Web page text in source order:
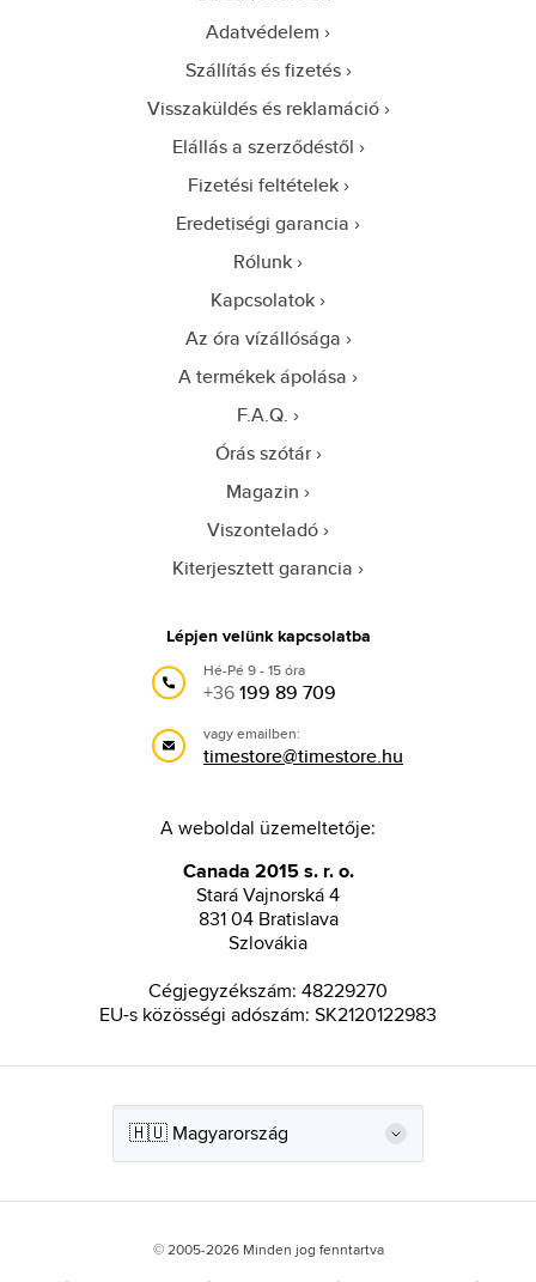
Adatvédelem
Szállítás és fizetés
Visszaküldés és reklamáció
Elállás a szerződéstől
Fizetési feltételek
Eredetiségi garancia
Rólunk
Kapcsolatok
Az óra vízállósága
A termékek ápolása
F.A.Q.
Órás szótár
Magazin
Viszonteladó
Kiterjesztett garancia
Lépjen velünk kapcsolatba
Hé-Pé 9 - 15 óra
+36199 89 709
vagy emailben:
timestore@timestore.hu
A weboldal üzemeltetője:
Canada 2015 s. r. o.
Stará Vajnorská 4
831 04 Bratislava
Szlovákia
Cégjegyzékszám: 48229270
EU-s közösségi adószám: SK2120122983
© 2005-2026 Minden jog fenntartva